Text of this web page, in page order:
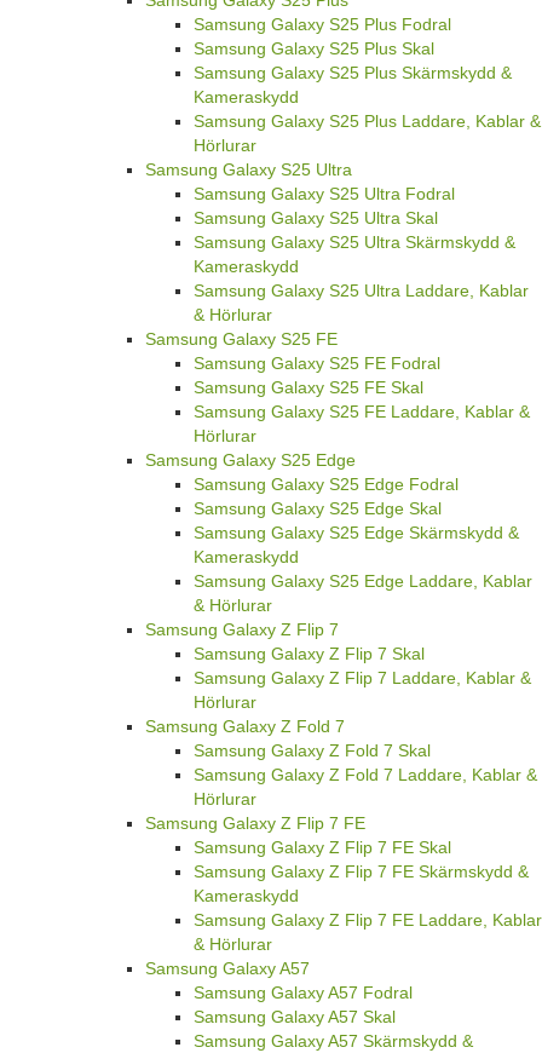
Samsung Galaxy S25 Plus Fodral
Samsung Galaxy S25 Plus Skal
Samsung Galaxy S25 Plus Skärmskydd &
Kameraskydd
Samsung Galaxy S25 Plus Laddare, Kablar &
Hörlurar
Samsung Galaxy S25 Ultra
Samsung Galaxy S25 Ultra Fodral
Samsung Galaxy S25 Ultra Skal
Samsung Galaxy S25 Ultra Skärmskydd &
Kameraskydd
Samsung Galaxy S25 Ultra Laddare, Kablar
& Hörlurar
Samsung Galaxy S25 FE
Samsung Galaxy S25 FE Fodral
Samsung Galaxy S25 FE Skal
Samsung Galaxy S25 FE Laddare, Kablar &
Hörlurar
Samsung Galaxy S25 Edge
Samsung Galaxy S25 Edge Fodral
Samsung Galaxy S25 Edge Skal
Samsung Galaxy S25 Edge Skärmskydd &
Kameraskydd
Samsung Galaxy S25 Edge Laddare, Kablar
& Hörlurar
Samsung Galaxy Z Flip 7
Samsung Galaxy Z Flip 7 Skal
Samsung Galaxy Z Flip 7 Laddare, Kablar &
Hörlurar
Samsung Galaxy Z Fold 7
Samsung Galaxy Z Fold 7 Skal
Samsung Galaxy Z Fold 7 Laddare, Kablar &
Hörlurar
Samsung Galaxy Z Flip 7 FE
Samsung Galaxy Z Flip 7 FE Skal
Samsung Galaxy Z Flip 7 FE Skärmskydd &
Kameraskydd
Samsung Galaxy Z Flip 7 FE Laddare, Kablar
& Hörlurar
Samsung Galaxy A57
Samsung Galaxy A57 Fodral
Samsung Galaxy A57 Skal
Samsung Galaxy A57 Skärmskydd &